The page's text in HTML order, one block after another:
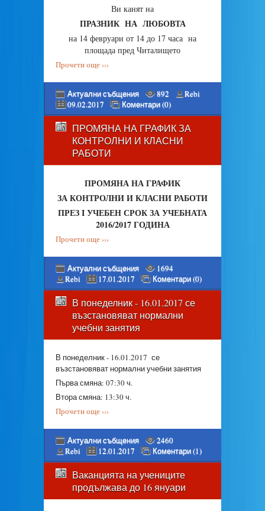
Ви канят на
ПРАЗНИК НА ЛЮБОВТА
на 14 февруари от 14 до 17 часа на
площада пред Читалището
Прочети още ›››
Актуални събщения 892
Rebi
09.02.2017
Коментари (0)
ПРОМЯНА НА ГРАФИК ЗА
КОНТРОЛНИ И КЛАСНИ
РАБОТИ
ПРОМЯНА НА ГРАФИК
ЗА КОНТРОЛНИ И КЛАСНИ РАБОТИ
ПРЕЗ I УЧЕБЕН СРОК ЗА УЧЕБНАТА
2016/2017 ГОДИНА
Прочети още ›››
Актуални събщения
1694
Rebi
17.01.2017 Коментари (0)
В понеделник - 16.01.2017 се
възстановяват нормални
учебни занятия
В понеделник - 16.01.2017 се
възстановяват нормални учебни занятия
Първа смяна: 07:30 ч.
Втора смяна: 13:30 ч.
Прочети още ›››
Актуални събщения
2460
Rebi
12.01.2017 Коментари (1)
Ваканцията на учениците
продължава до 16 януари